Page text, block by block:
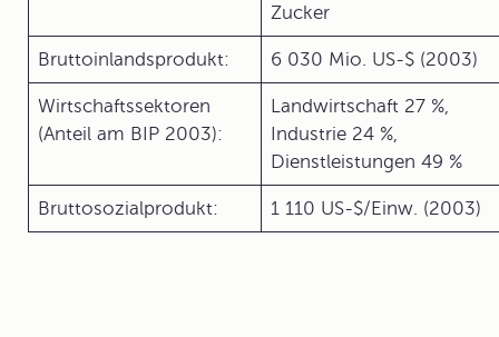
Zucker
Bruttoinlandsprodukt: 6 030 Mio. US-$ (2003)
Wirtschaftssektoren
(Anteil am BIP 2003):
Landwirtschaft 27 %,
Industrie 24 %,
Dienstleistungen 49 %
Bruttosozialprodukt: 1 110 US-$/Einw. (2003)